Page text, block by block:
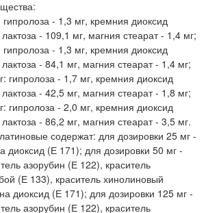
- 1,3 мг, кремния диоксид
- 109,1 мг, магния стеарат - 1,4 мг;
- 1,3 мг, кремния диоксид
- 84,1 мг, магния стеарат - 1,4 мг;
гипролоза - 1,7 мг, кремния диоксид
- 42,5 мг, магния стеарат - 1,8 мг;
гипролоза - 2,0 мг, кремния диоксид
- 86,2 мг, магния стеарат - 3,5 мг.
содержат: для дозировки 25 мг -
диоксид (Е 171); для дозировки 50 мг -
азорубин (Е 122), краситель
(Е 133), краситель хинолиновый
диоксид (Е 171); для дозировки 125 мг -
азорубин (Е 122), краситель